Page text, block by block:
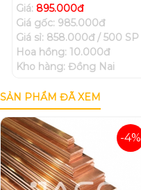
Giá: 895.000đ
Giá gốc: 985.000đ
Giá sỉ: 858.000đ / 500 SP
Hoa hồng: 10.000đ
Kho hàng: Đồng Nai
SẢN PHẨM ĐÃ XEM
-4%